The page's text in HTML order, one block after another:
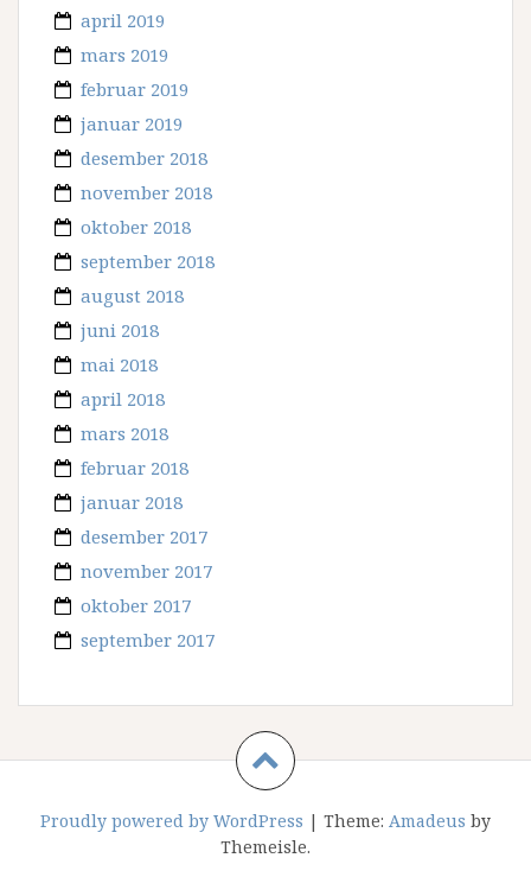
april 2019
mars 2019
februar 2019
januar 2019
desember 2018
november 2018
oktober 2018
september 2018
august 2018
juni 2018
mai 2018
april 2018
mars 2018
februar 2018
januar 2018
desember 2017
november 2017
oktober 2017
september 2017
Proudly powered by WordPress | Theme: Amadeus by
Themeisle.